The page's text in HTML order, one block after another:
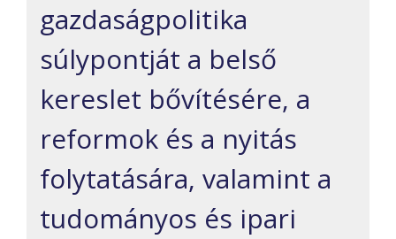
gazdaságpolitika
súlypontját a belső
kereslet bővítésére, a
reformok és a nyitás
folytatására, valamint a
tudományos és ipari